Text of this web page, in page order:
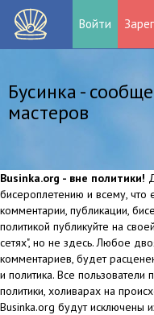
Войти
Бусинка -
мастеров
Businka.org - вне политики!
бисероплетению и всему, что
комментарии, публикации,
политикой публикуйте на
сетях", но не здесь. Любое
комментариев, будет
и политика. Все
политики, холиварах на
Businka.org будут исключены